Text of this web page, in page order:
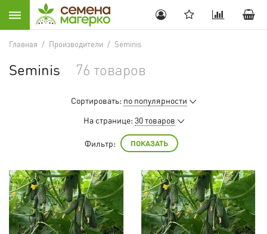
Главная / Производители / Seminis
Seminis 76 товаров
Сортировать: по популярности
На странице: 30 товаров
Фильтр: ПОКАЗАТЬ